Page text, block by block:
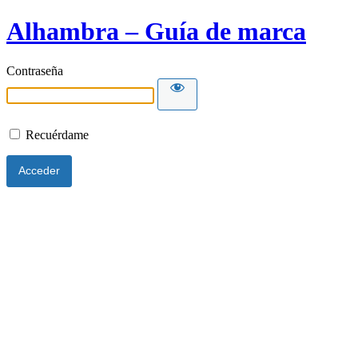
Alhambra – Guía de marca
Contraseña
Recuérdame